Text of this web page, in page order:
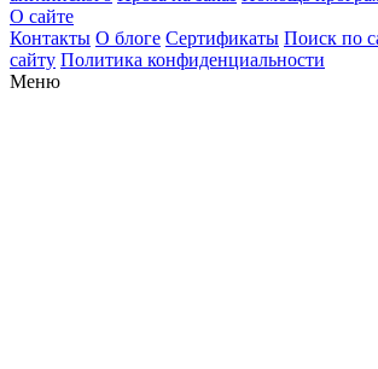
О сайте
Контакты О блоге Сертификаты Поиск по
сайту Политика конфиденциальности
Меню